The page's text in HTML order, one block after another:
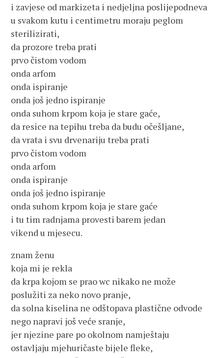
i zavjese od markizeta i nedjeljna poslijepodneva
u svakom kutu i centimetru moraju peglom
sterilizirati,
da prozore treba prati
prvo čistom vodom
onda arfom
onda ispiranje
onda još jedno ispiranje
onda suhom krpom koja je stare gaće,
da resice na tepihu treba da budu očešljane,
da vrata i svu drvenariju treba prati
prvo čistom vodom
onda arfom
onda ispiranje
onda još jedno ispiranje
onda suhom krpom koja je stare gaće
i tu tim radnjama provesti barem jedan
vikend u mjesecu.
znam ženu
koja mi je rekla
da krpa kojom se prao wc nikako ne može
poslužiti za neko novo pranje,
da solna kiselina ne odštopava plastične odvode
nego napravi još veće sranje,
jer njezine pare po okolnom namještaju
ostavljaju mjehuričaste bijele fleke,